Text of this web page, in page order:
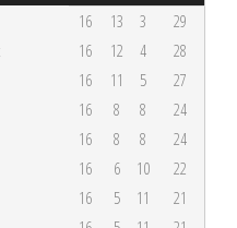
16 13 3
29
16 12 4
28
16 11 5
27
16 8 8
24
16 8 8
24
16 6 10
22
16 5 11
21